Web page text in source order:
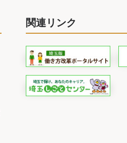
関連リンク